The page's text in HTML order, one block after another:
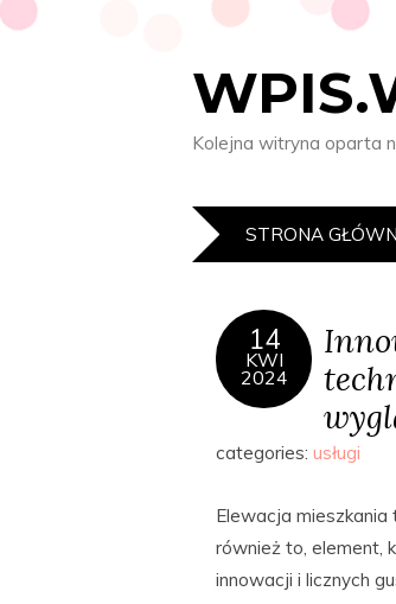
Kolejna witryna oparta
STRONA
14
KWI
2024
categories: usługi
Elewacja
również to, element,
innowacji i licznych